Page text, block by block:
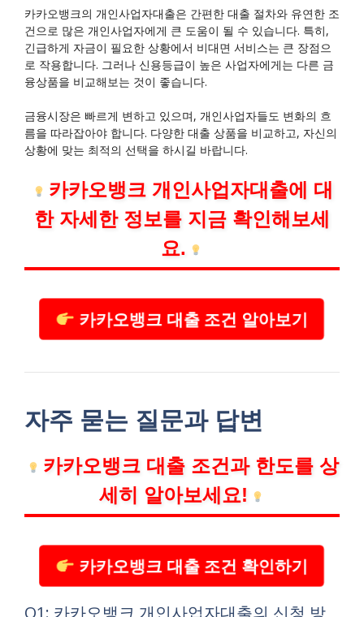
카카오뱅크의 개인사업자대출은 간편한 대출 절차와 유연한 조
건으로 많은 개인사업자에게 큰 도움이 될 수 있습니다. 특히,
긴급하게 자금이 필요한 상황에서 비대면 서비스는 큰 장점으
로 작용합니다. 그러나 신용등급이 높은 사업자에게는 다른 금
융상품을 비교해보는 것이 좋습니다.
금융시장은 빠르게 변하고 있으며, 개인사업자들도 변화의 흐
름을 따라잡아야 합니다. 다양한 대출 상품을 비교하고, 자신의
상황에 맞는 최적의 선택을 하시길 바랍니다.
카카오뱅크 개인사업자대출에 대
한 자세한 정보를 지금 확인해보세
요.
카카오뱅크 대출 조건 알아보기
자주 묻는 질문과 답변
카카오뱅크 대출 조건과 한도를 상
세히 알아보세요!
카카오뱅크 대출 조건 확인하기
Q1: 카카오뱅크 개인사업자대출의 신청 방